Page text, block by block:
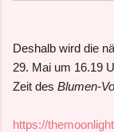
Deshalb wird die
29. Mai um 16.19
Zeit des Blumen-
https://